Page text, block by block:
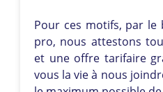
Pour ces motifs, par
pro, nous attestons
et une offre tarifaire
vous la vie à nous